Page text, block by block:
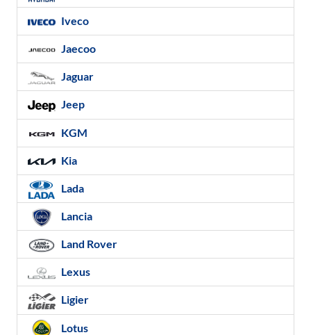
Iveco
Jaecoo
Jaguar
Jeep
KGM
Kia
Lada
Lancia
Land Rover
Lexus
Ligier
Lotus